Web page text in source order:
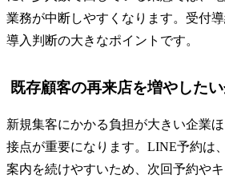
業務が中断しやすくなります。受付導
導入判断の大きなポイントです。
既存顧客の再来店を増やした
新規集客にかかる負担が大きい企業
接点が重要になります。LINE予約は
案内を続けやすいため、次回予約や